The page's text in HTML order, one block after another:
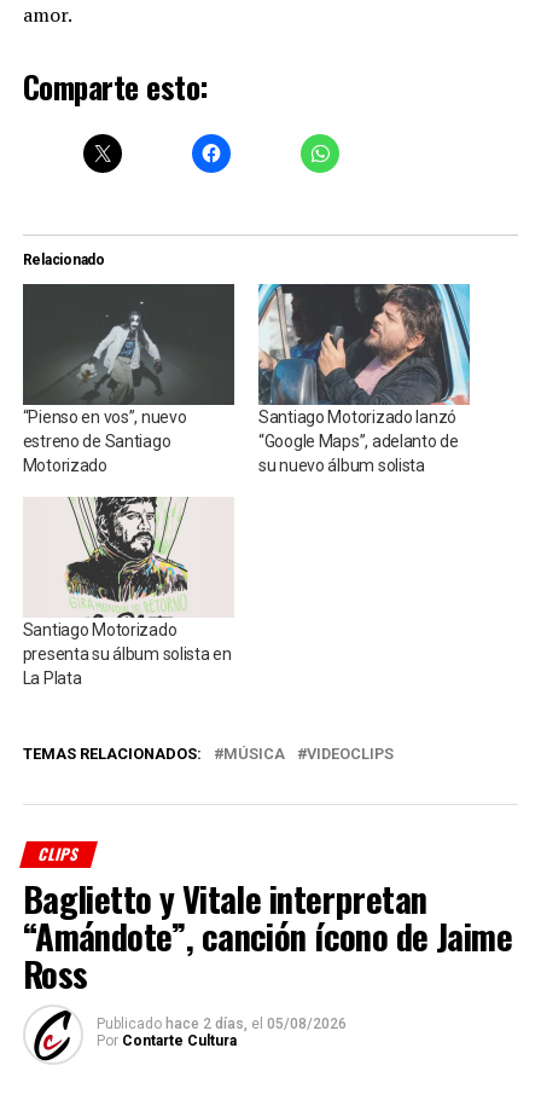
amor.
Comparte esto:
Relacionado
“Pienso en vos”, nuevo
estreno de Santiago
Motorizado
Santiago Motorizado lanzó
“Google Maps”, adelanto de
su nuevo álbum solista
Santiago Motorizado
presenta su álbum solista en
La Plata
TEMAS RELACIONADOS: MÚSICA VIDEOCLIPS
CLIPS
Baglietto y Vitale interpretan
“Amándote”, canción ícono de Jaime
Ross
Publicado hace 2 días, el 05/08/2026
Por Contarte Cultura